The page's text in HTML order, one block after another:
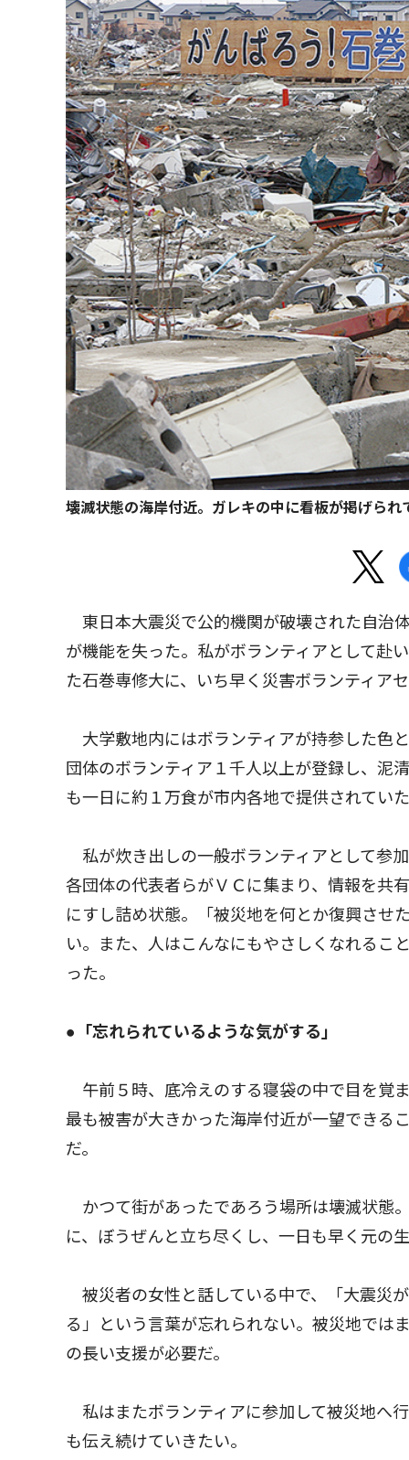
壊滅状態の海岸付近。ガレキの中に看板が掲げられ
東日本大震災で公的機関が破壊された自治
が機能を失った。私がボランティアとして赴
た石巻専修大に、いち早く災害ボランティア
大学敷地内にはボランティアが持参した色
団体のボランティア１千人以上が登録し、泥
も一日に約１万食が市内各地で提供されてい
私が炊き出しの一般ボランティアとして参
各団体の代表者らがＶＣに集まり、情報を共
にすし詰め状態。「被災地を何とか復興させ
い。また、人はこんなにもやさしくなれるこ
った。
●「忘れられているような気がする」
午前５時、底冷えのする寝袋の中で目を覚
最も被害が大きかった海岸付近が一望できる
だ。
かつて街があったであろう場所は壊滅状態
に、ぼうぜんと立ち尽くし、一日も早く元の
被災者の女性と話している中で、「大震災
る」という言葉が忘れられない。被災地では
の長い支援が必要だ。
私はまたボランティアに参加して被災地へ
も伝え続けていきたい。